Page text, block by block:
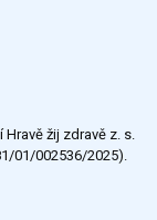
žij zdravě z. s.
01/002536/2025).